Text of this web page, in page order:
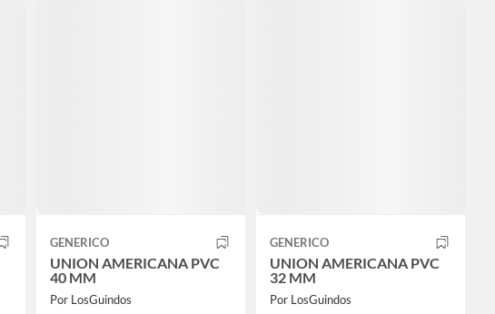
GENERICO
UNION AMERICANA PVC
40 MM
Por LosGuindos
GENERICO
UNION AMERICANA PVC
32 MM
Por LosGuindos